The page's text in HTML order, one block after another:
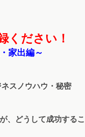
ください！
家出編～
スノウハウ・秘密
、どうして成功するこ